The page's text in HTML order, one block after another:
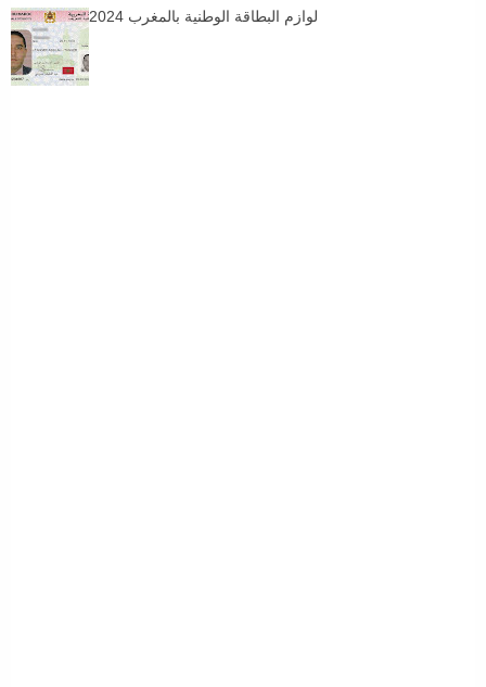
لوازم البطاقة الوطنية بالمغرب 2024